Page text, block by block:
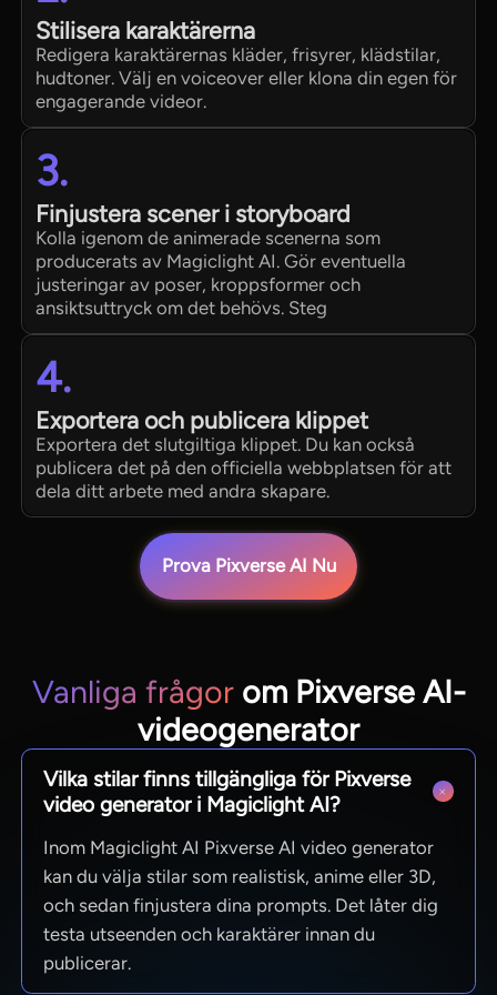
Stilisera karaktärerna
Redigera karaktärernas kläder, frisyrer, klädstilar,
hudtoner. Välj en voiceover eller klona din egen för
engagerande videor.
3.
Finjustera scener i storyboard
Kolla igenom de animerade scenerna som
producerats av Magiclight AI. Gör eventuella
justeringar av poser, kroppsformer och
ansiktsuttryck om det behövs. Steg
4.
Exportera och publicera klippet
Exportera det slutgiltiga klippet. Du kan också
publicera det på den officiella webbplatsen för att
dela ditt arbete med andra skapare.
Prova Pixverse AI Nu
Vanliga frågorom Pixverse AI-
videogenerator
Vilka stilar finns tillgängliga för Pixverse
video generator i Magiclight AI?
Inom Magiclight AI Pixverse AI video generator
kan du välja stilar som realistisk, anime eller 3D,
och sedan finjustera dina prompts. Det låter dig
testa utseenden och karaktärer innan du
publicerar.